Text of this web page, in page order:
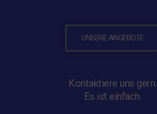
UNSERE ANGEBOTE
Kontaktiere uns gern.
Es ist einfach.